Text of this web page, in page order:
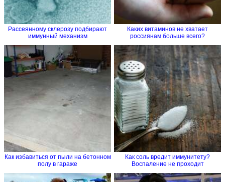
Рассеянному склерозу подбирают
иммунный механизм
Каких витаминов не хватает
россиянам больше всего?
Как избавиться от пыли на бетонном
полу в гараже
Как соль вредит иммунитету?
Воспаление не проходит